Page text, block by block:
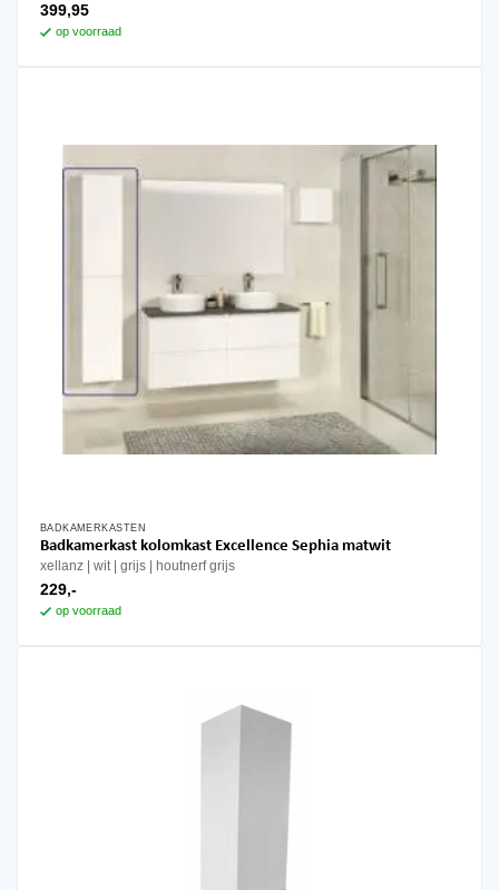
399,95
op voorraad
BADKAMERKASTEN
Badkamerkast kolomkast Excellence Sephia matwit
xellanz wit | grijs | houtnerf grijs
229,-
op voorraad